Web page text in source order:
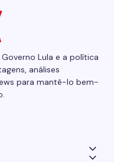
Lula e a política
análises
para mantê-lo bem-